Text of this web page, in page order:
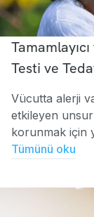
Testi ve
Vücutta alerji
etkileyen
korunmak için
Tümünü oku